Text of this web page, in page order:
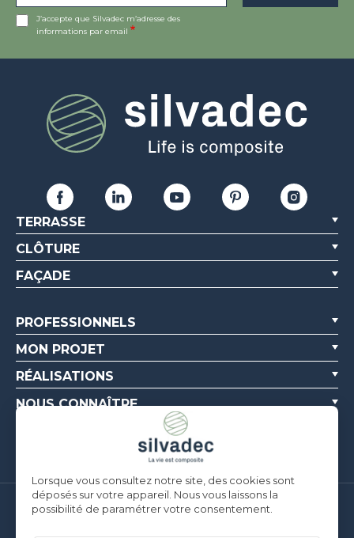
J’accepte que Silvadec m’adresse des
informations par email
TERRASSE
CLÔTURE
FAÇADE
PROFESSIONNELS
MON PROJET
RÉALISATIONS
NOUS CONNAÎTRE
Silvadec France
Lorsque vous consultez notre site, des cookies sont
déposés sur votre appareil. Nous vous laissons la
possibilité de paramétrer votre consentement.